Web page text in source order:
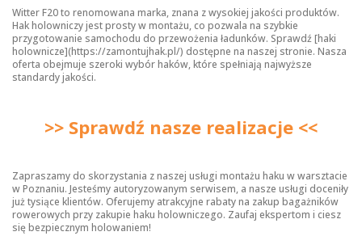
Witter F20 to renomowana marka, znana z wysokiej jakości produktów.
Hak holowniczy jest prosty w montażu, co pozwala na szybkie
przygotowanie samochodu do przewożenia ładunków. Sprawdź [haki
holownicze](https://zamontujhak.pl/) dostępne na naszej stronie. Nasza
oferta obejmuje szeroki wybór haków, które spełniają najwyższe
standardy jakości.
>> Sprawdź nasze realizacje <<
Zapraszamy do skorzystania z naszej usługi montażu haku w warsztacie
w Poznaniu. Jesteśmy autoryzowanym serwisem, a nasze usługi doceniły
już tysiące klientów. Oferujemy atrakcyjne rabaty na zakup bagażników
rowerowych przy zakupie haku holowniczego. Zaufaj ekspertom i ciesz
się bezpiecznym holowaniem!